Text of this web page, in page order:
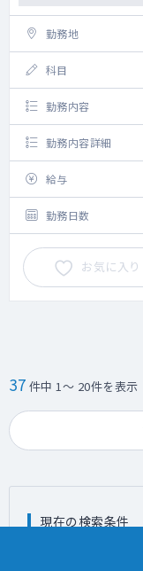
勤務地
科目
勤務内容
勤務内容詳細
給与
勤務日数
お気に入り
37 件中 1～ 20件を表示
現在の検索条件